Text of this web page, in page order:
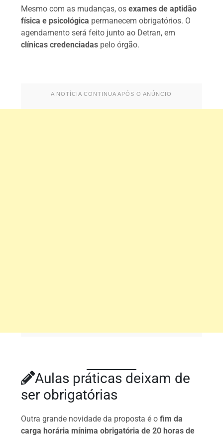
Mesmo com as mudanças, osexames de aptidão
física e psicológica permanecem obrigatórios. O
agendamento será feito junto ao Detran, em
clínicas credenciadas pelo órgão.
A NOTÍCIA CONTINUA APÓS O ANÚNCIO
Aulas práticas deixam de
ser obrigatórias
Outra grande novidade da proposta é ofim da
carga horária mínima obrigatória de 20 horas de